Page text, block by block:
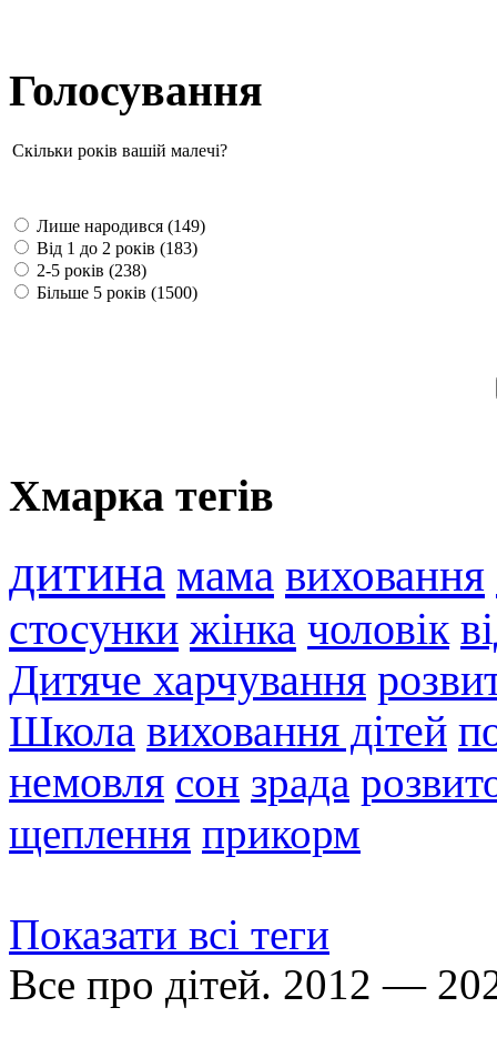
Голосування
Скільки років вашій малечі?
Лише народився (149)
Від 1 до 2 років (183)
2-5 років (238)
Більше 5 років (1500)
Хмарка тегів
дитина мама виховання
стосунки жінка чоловік
Дитяче харчування
Школа виховання дітей
немовля сон зрада
щеплення прикорм
Показати всі теги
Все про дітей. 2012 —